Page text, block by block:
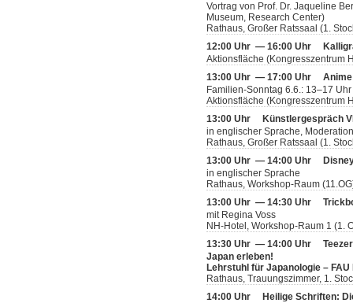
Vortrag von Prof. Dr. Jaqueline
Museum, Research Center)
Rathaus, Großer Ratssaal (1.
12:00 Uhr — 16:00 Uhr
Aktionsfläche (Kongresszentrum
13:00 Uhr — 17:00 Uhr
Familien-Sonntag 6.6.: 13–17
Aktionsfläche (Kongresszentrum
13:00 Uhr
Künstlergespräch
in englischer Sprache,
Rathaus, Großer Ratssaal (1.
13:00 Uhr — 14:00 Uhr
in englischer Sprache
Rathaus, Workshop-Raum
13:00 Uhr — 14:30 Uhr
mit Regina Voss
NH-Hotel, Workshop-Raum 1 (1.
13:30 Uhr — 14:00 Uhr
Japan erleben!
Lehrstuhl für Japanologie –
Rathaus, Trauungszimmer, 1.
14:00 Uhr
Heilige Schriften: